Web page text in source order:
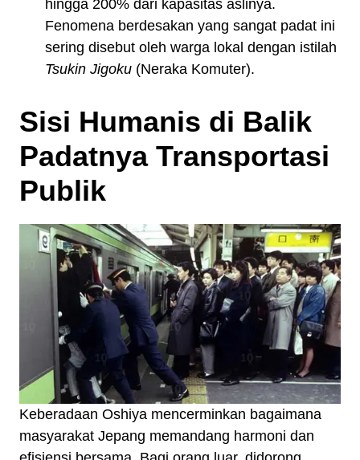
hingga 200% dari kapasitas aslinya.
Fenomena berdesakan yang sangat padat ini
sering disebut oleh warga lokal dengan istilah
Tsukin Jigoku (Neraka Komuter).
Sisi Humanis di Balik
Padatnya Transportasi
Publik
Keberadaan Oshiya mencerminkan bagaimana
masyarakat Jepang memandang harmoni dan